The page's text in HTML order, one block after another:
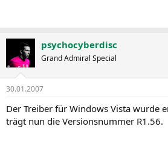
psychocyberdisc
Grand Admiral Special
30.01.2007
Der Treiber für Windows Vista wurde
trägt nun die Versionsnummer R1.56.